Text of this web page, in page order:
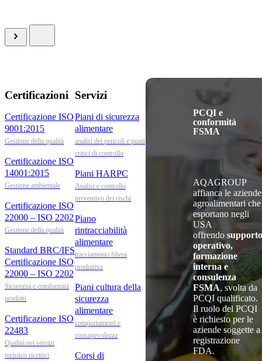
Certificazioni
Certificazione ISO
9001:2015
Gestione della qualità
Certificazione ISO
14001:2015
Gestione ambientale
Certificazione ISO
22000 – ISO 2202
Gestione della qualità
Standard BRC/IFS
Certificazione ISO
22000 – ISO 2202
Sicurezza e comformità
prodotti
Certificazione ISO
22483
Qualità nei servizi
turistico ricettivi
Servizi
Piani di sicurezza
alimentare
analisi dei pericoli e punti
critici di controllo
Piani HARPC
Analisi e controllo
preventivo dei rischi
Piano
rintracciabilità
alimentare
tracciamento filiera
produttiva
Piani cultura della
sicurezza
alimentare
comportamenti e
consapevolezza
Corsi di
PCQI e
conformità
FSMA
AQAGROUP
affianca le aziende
agroalimentari che
esportano negli
USA
offrendo supporto
operativo,
formazione
interna e
consulenza
FSMA, svolta da
PCQI qualificato.
Il ruolo del PCQI
è richiesto per le
aziende soggette a
registrazione
FDA.